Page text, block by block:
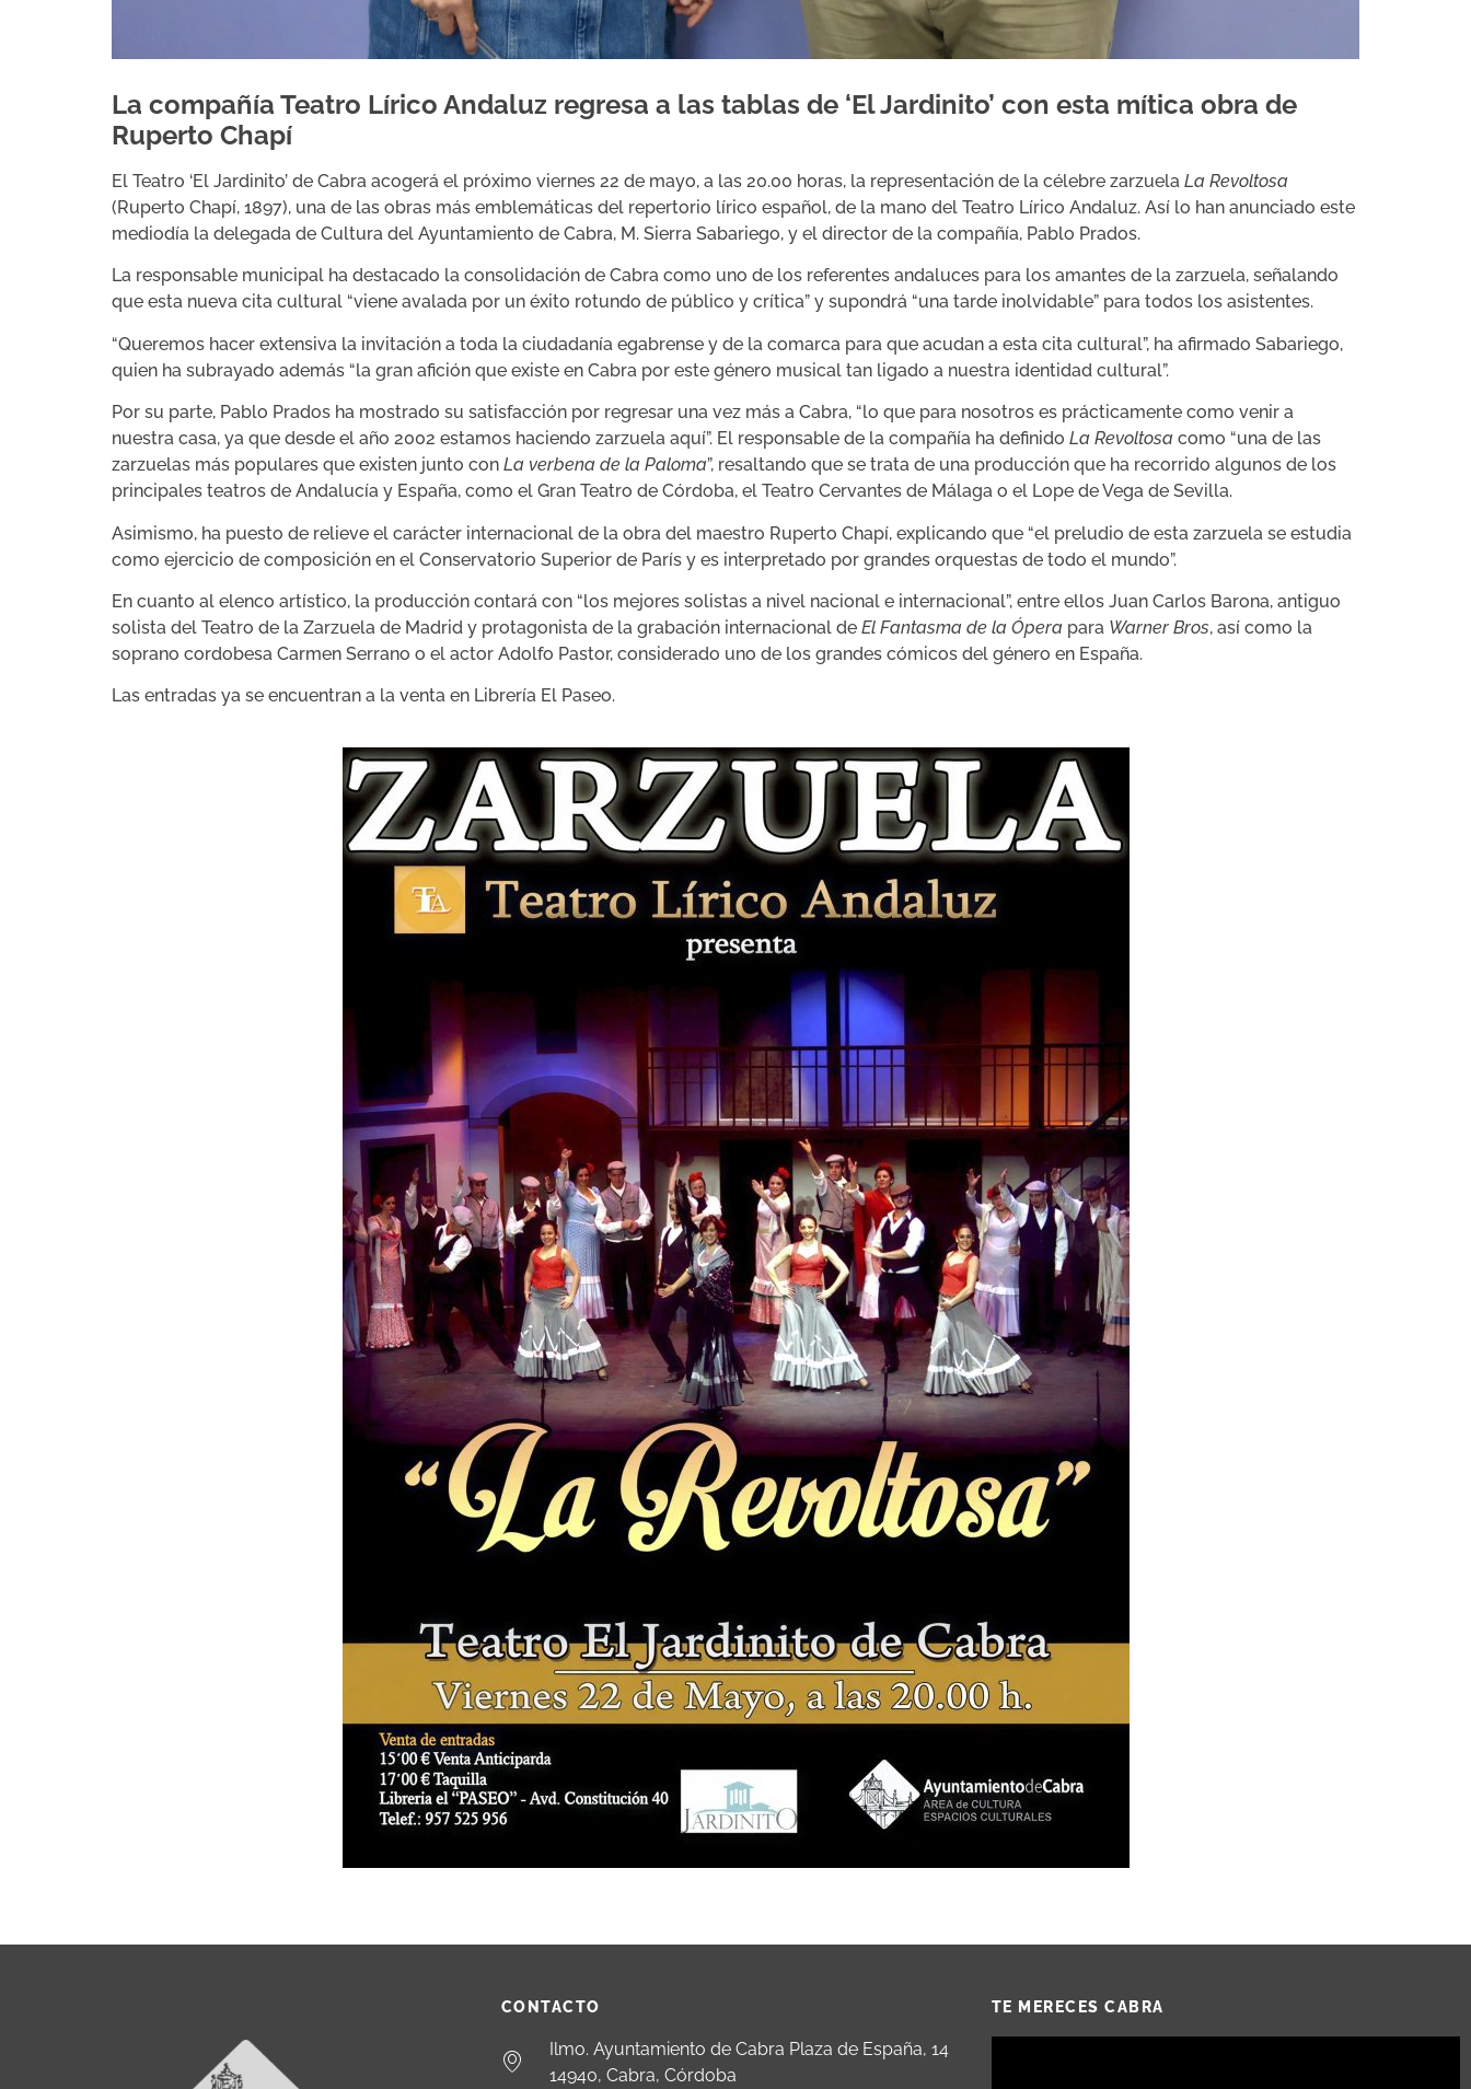
La compañía Teatro Lírico Andaluz regresa a las tablas de ‘El Jardinito’ con esta mítica obra de
Ruperto Chapí
El Teatro ‘El Jardinito’ de Cabra acogerá el próximo viernes 22 de mayo, a las 20.00 horas, la representación de la célebre zarzuela La Revoltosa
(Ruperto Chapí, 1897), una de las obras más emblemáticas del repertorio lírico español, de la mano del Teatro Lírico Andaluz. Así lo han anunciado este
mediodía la delegada de Cultura del Ayuntamiento de Cabra, M. Sierra Sabariego, y el director de la compañía, Pablo Prados.
La responsable municipal ha destacado la consolidación de Cabra como uno de los referentes andaluces para los amantes de la zarzuela, señalando
que esta nueva cita cultural “viene avalada por un éxito rotundo de público y crítica” y supondrá “una tarde inolvidable” para todos los asistentes.
“Queremos hacer extensiva la invitación a toda la ciudadanía egabrense y de la comarca para que acudan a esta cita cultural”, ha afirmado Sabariego,
quien ha subrayado además “la gran afición que existe en Cabra por este género musical tan ligado a nuestra identidad cultural”.
Por su parte, Pablo Prados ha mostrado su satisfacción por regresar una vez más a Cabra, “lo que para nosotros es prácticamente como venir a
nuestra casa, ya que desde el año 2002 estamos haciendo zarzuela aquí”. El responsable de la compañía ha definido La Revoltosa como “una de las
zarzuelas más populares que existen junto con La verbena de la Paloma”, resaltando que se trata de una producción que ha recorrido algunos de los
principales teatros de Andalucía y España, como el Gran Teatro de Córdoba, el Teatro Cervantes de Málaga o el Lope de Vega de Sevilla.
Asimismo, ha puesto de relieve el carácter internacional de la obra del maestro Ruperto Chapí, explicando que “el preludio de esta zarzuela se estudia
como ejercicio de composición en el Conservatorio Superior de París y es interpretado por grandes orquestas de todo el mundo”.
En cuanto al elenco artístico, la producción contará con “los mejores solistas a nivel nacional e internacional”, entre ellos Juan Carlos Barona, antiguo
solista del Teatro de la Zarzuela de Madrid y protagonista de la grabación internacional de El Fantasma de la Ópera para Warner Bros, así como la
soprano cordobesa Carmen Serrano o el actor Adolfo Pastor, considerado uno de los grandes cómicos del género en España.
Las entradas ya se encuentran a la venta en Librería El Paseo.
CONTACTO
Ilmo. Ayuntamiento de Cabra Plaza de España, 14
14940, Cabra, Córdoba
TE MERECES CABRA